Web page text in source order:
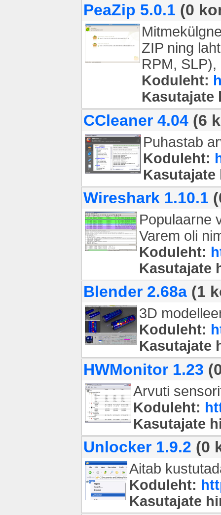
PeaZip 5.0.1 (0
ZIP ning
RPM,
Koduleht:
CCleaner 4.04 (6
Puhastab
Koduleht:
Wireshark 1.10.1
Populaarne
Varem oli
Koduleht:
Kasutajate
Blender 2.68a (1
3D
Koduleht:
Kasutajate
HWMonitor 1.23
Arvuti
Koduleht:
Kasutajate
Unlocker 1.9.2 (0
Aitab
Koduleht:
Kasutajate